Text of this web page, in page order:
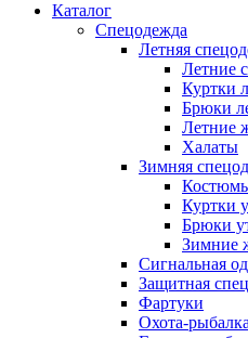
Каталог
Спецодежда
Летняя
Летние
Куртки
Брюки
Летние
Халаты
Зимняя
Куртки
Брюки
Зимние
Сигнальная
Защитная
Фартуки
Охота-рыбалка